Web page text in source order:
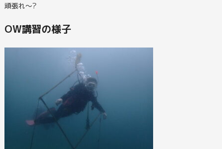
頑張れ～?
OW講習の様子